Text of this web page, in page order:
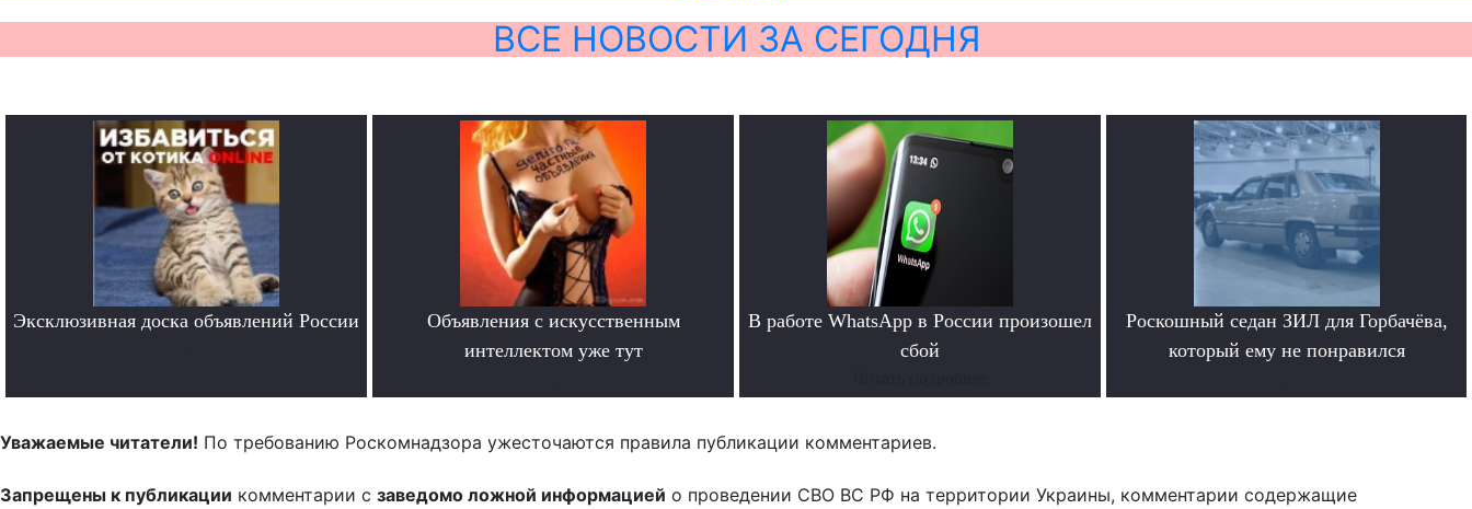
ВСЕ НОВОСТИ ЗА СЕГОДНЯ
Эксклюзивная доска объявлений России
Объявления с искусственным
интеллектом уже тут
В работе WhatsApp в России произошел
сбой
Роскошный седан ЗИЛ для Горбачёва,
который ему не понравился
Уважаемые читатели! По требованию Роскомнадзора ужесточаются правила публикации комментариев.
Запрещены к публикации комментарии с заведомо ложной информацией о проведении СВО ВС РФ на территории Украины, комментарии содержащие